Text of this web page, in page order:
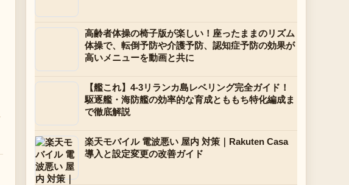
高齢者体操の椅子版が楽しい！座ったままのリズム
体操で、転倒予防や介護予防、認知症予防の効果が
高いメニューを動画と共に
【艦これ】4-3リランカ島レベリング完全ガイド！
駆逐艦・海防艦の効率的な育成とももち特化編成ま
で徹底解説
楽天モバイル 電波悪い 屋内 対策｜Rakuten Casa
導入と設定変更の改善ガイド